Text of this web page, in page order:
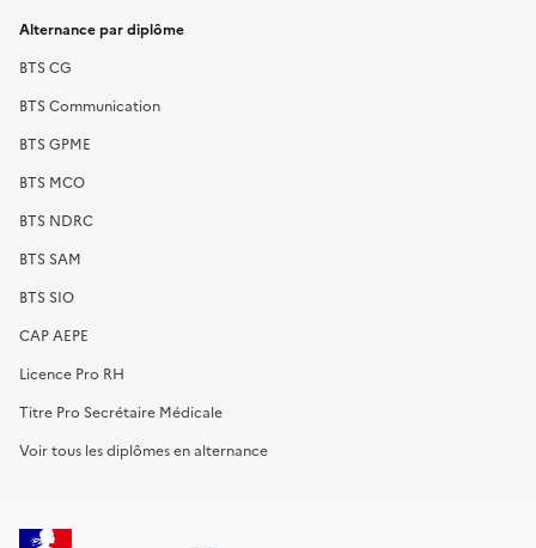
Alternance par diplôme
BTS CG
BTS Communication
BTS GPME
BTS MCO
BTS NDRC
BTS SAM
BTS SIO
CAP AEPE
Licence Pro RH
Titre Pro Secrétaire Médicale
Voir tous les diplômes en alternance